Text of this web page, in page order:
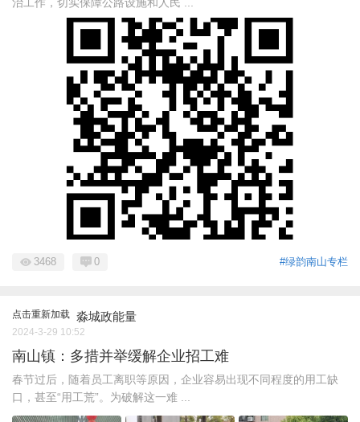
#绿韵南山专栏
3468 0
点击重新加载 淼城政能量
2024-3-29 10:52
南山镇：多措并举缓解企业招工难
春节过后，随着员工离职等原因，企业容易出现不同程度的用工缺
口，甚至“用工荒”。为破解这一难 ...